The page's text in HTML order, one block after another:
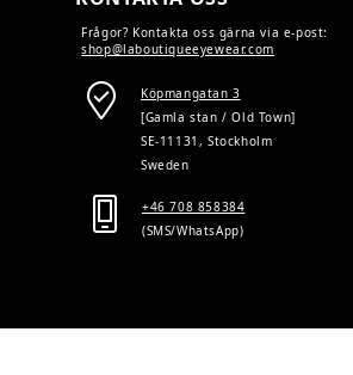
Frågor? Kontakta oss gärna via e-post:
shop@laboutiqueeyewear.com
Köpmangatan 3
[Gamla stan / Old Town]
SE-11131, Stockholm
Sweden
+46 708 858384
(SMS/WhatsApp)